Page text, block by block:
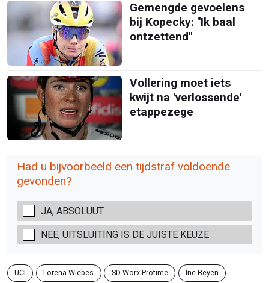
Gemengde gevoelens
bij Kopecky: "Ik baal
ontzettend"
Vollering moet iets
kwijt na 'verlossende'
etappezege
Had u bijvoorbeeld een tijdstraf voldoende
gevonden?
JA, ABSOLUUT
NEE, UITSLUITING IS DE JUISTE KEUZE
UCI Lorena Wiebes SD Worx-Protime Ine Beyen